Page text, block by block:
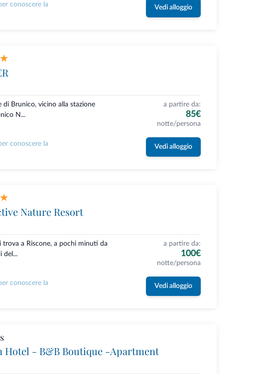
conoscere la
Vedi alloggio
di Brunico, vicino alla stazione
N...
a partire da:
85€
notte/persona
conoscere la
Vedi alloggio
Nature Resort
trova a Riscone, a pochi minuti da
del...
a partire da:
100€
notte/persona
conoscere la
Vedi alloggio
s
Hotel - B&B Boutique -Apartment